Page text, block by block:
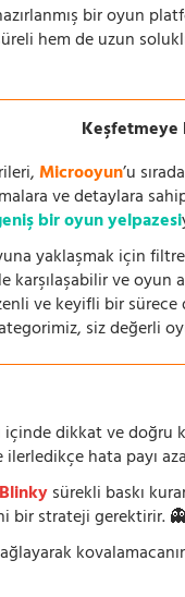
bir oyun
hem de uzun
Keşfetmeye
Microoyun’u
ve detaylara
bir oyun yelpazesi
yaklaşmak için
ve oyun
ve keyifli bir
siz değerli
içinde dikkat ve
hata payı
Blinkysürekli baskı
bir strateji gerektirir. 👻